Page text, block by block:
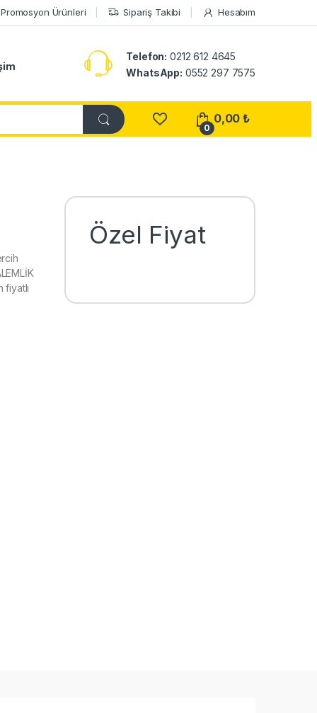
Ürünleri Sipariş Takibi Hesabım
Telefon: 0212 612 4645
WhatsApp: 0552 297 7575
0
0,00₺
fiyatlı
Özel Fiyat